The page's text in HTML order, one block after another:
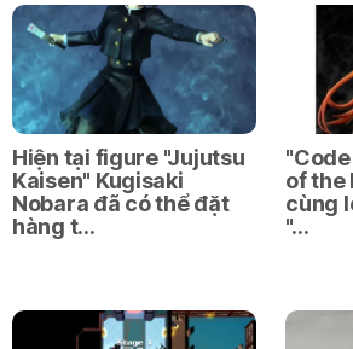
Hiện tại figure "Jujutsu
Kaisen" Kugisaki
Nobara đã có thể đặt
hàng t…
of the
cùng
"…